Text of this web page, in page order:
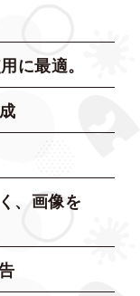
に最適。
、画像を